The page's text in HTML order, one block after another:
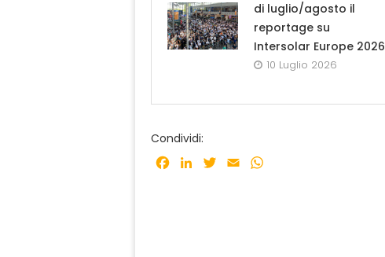
di luglio/agosto il
reportage su
Intersolar Europe 2026
10 Luglio 2026
Condividi:
Facebook
LinkedInTwitter
Email